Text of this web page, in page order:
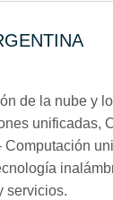
de la nube y
unificadas,
Computación
servicios.